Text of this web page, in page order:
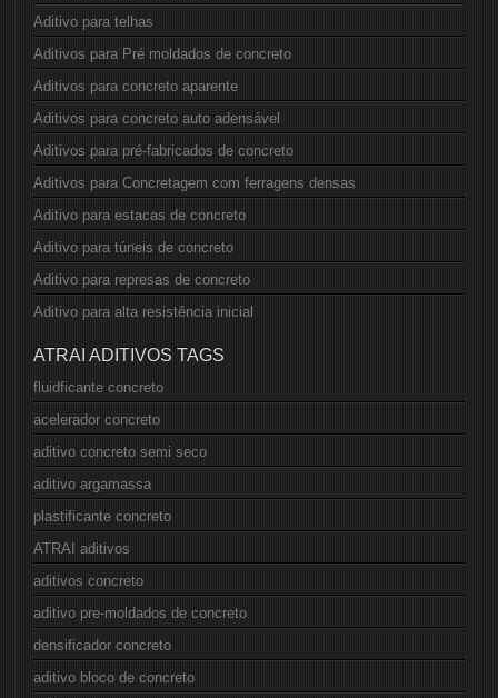
Aditivo para telhas
Aditivos para Pré moldados de concreto
Aditivos para concreto aparente
Aditivos para concreto auto adensável
Aditivos para pré-fabricados de concreto
Aditivos para Concretagem com ferragens densas
Aditivo para estacas de concreto
Aditivo para túneis de concreto
Aditivo para represas de concreto
Aditivo para alta resistência inicial
ATRAI ADITIVOS TAGS
fluidficante concreto
acelerador concreto
aditivo concreto semi seco
aditivo argamassa
plastificante concreto
ATRAI aditivos
aditivos concreto
aditivo pre-moldados de concreto
densificador concreto
aditivo bloco de concreto